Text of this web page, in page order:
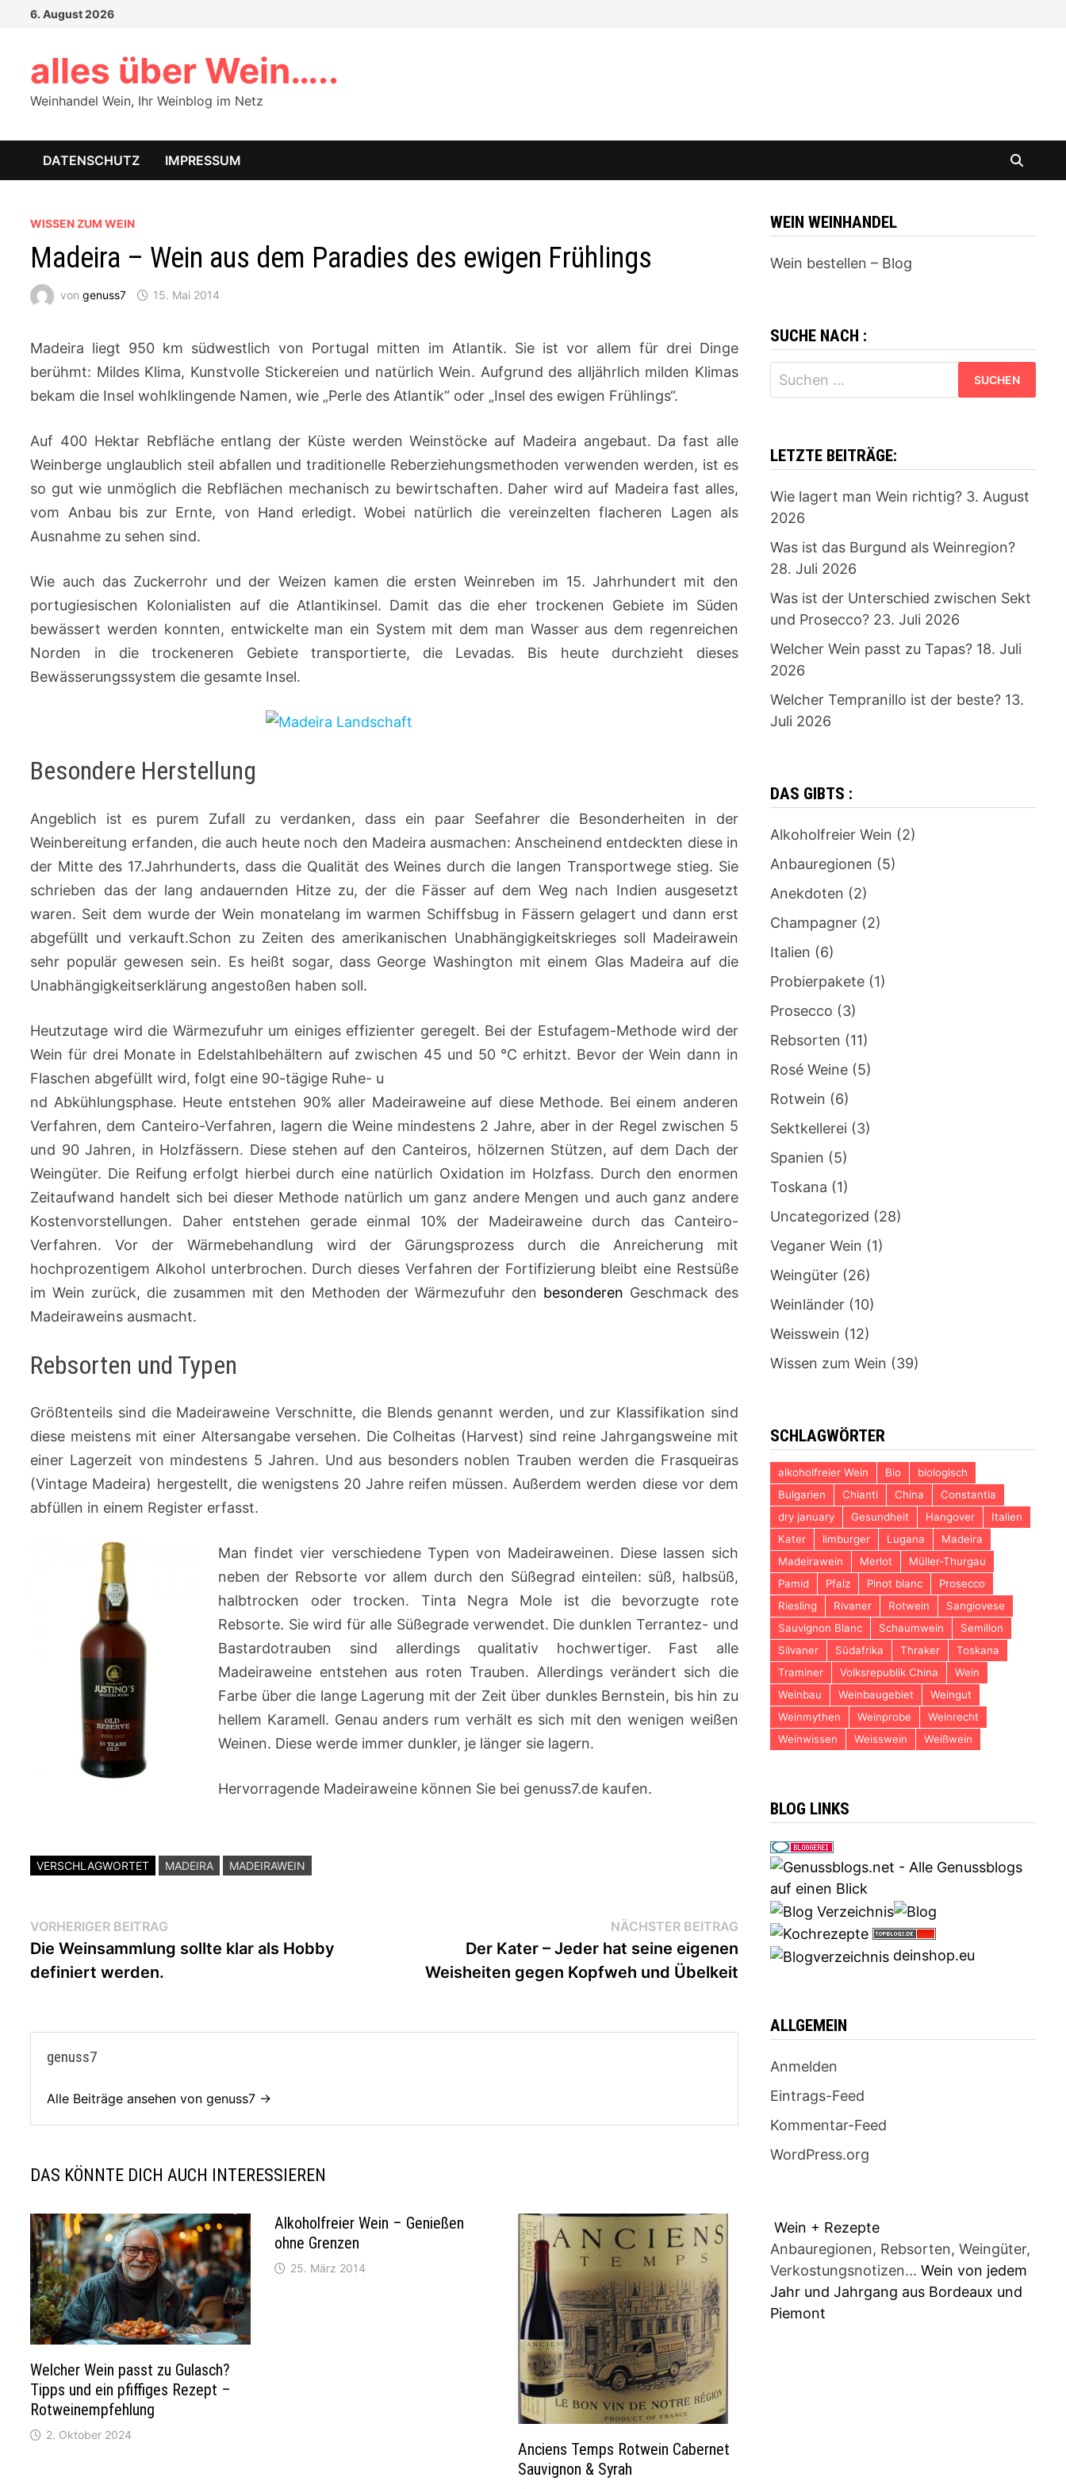
6. August 2026
alles über Wein…..
Weinhandel Wein, Ihr Weinblog im Netz
DATENSCHUTZ IMPRESSUM
WISSEN ZUM WEIN
Madeira – Wein aus dem Paradies des ewigen Frühlings
vongenuss7 15. Mai 2014
Madeira liegt 950 km südwestlich von Portugal mitten im Atlantik. Sie ist vor allem für drei Dinge
berühmt: Mildes Klima, Kunstvolle Stickereien und natürlich Wein. Aufgrund des alljährlich milden Klimas
bekam die Insel wohlklingende Namen, wie „Perle des Atlantik“ oder „Insel des ewigen Frühlings“.
Auf 400 Hektar Rebfläche entlang der Küste werden Weinstöcke auf Madeira angebaut. Da fast alle
Weinberge unglaublich steil abfallen und traditionelle Reberziehungsmethoden verwenden werden, ist es
so gut wie unmöglich die Rebflächen mechanisch zu bewirtschaften. Daher wird auf Madeira fast alles,
vom Anbau bis zur Ernte, von Hand erledigt. Wobei natürlich die vereinzelten flacheren Lagen als
Ausnahme zu sehen sind.
Wie auch das Zuckerrohr und der Weizen kamen die ersten Weinreben im 15. Jahrhundert mit den
portugiesischen Kolonialisten auf die Atlantikinsel. Damit das die eher trockenen Gebiete im Süden
bewässert werden konnten, entwickelte man ein System mit dem man Wasser aus dem regenreichen
Norden in die trockeneren Gebiete transportierte, die Levadas. Bis heute durchzieht dieses
Bewässerungssystem die gesamte Insel.
Besondere Herstellung
Angeblich ist es purem Zufall zu verdanken, dass ein paar Seefahrer die Besonderheiten in der
Weinbereitung erfanden, die auch heute noch den Madeira ausmachen: Anscheinend entdeckten diese in
der Mitte des 17.Jahrhunderts, dass die Qualität des Weines durch die langen Transportwege stieg. Sie
schrieben das der lang andauernden Hitze zu, der die Fässer auf dem Weg nach Indien ausgesetzt
waren. Seit dem wurde der Wein monatelang im warmen Schiffsbug in Fässern gelagert und dann erst
abgefüllt und verkauft.Schon zu Zeiten des amerikanischen Unabhängigkeitskrieges soll Madeirawein
sehr populär gewesen sein. Es heißt sogar, dass George Washington mit einem Glas Madeira auf die
Unabhängigkeitserklärung angestoßen haben soll.
Heutzutage wird die Wärmezufuhr um einiges effizienter geregelt. Bei der Estufagem-Methode wird der
Wein für drei Monate in Edelstahlbehältern auf zwischen 45 und 50 °C erhitzt. Bevor der Wein dann in
Flaschen abgefüllt wird, folgt eine 90-tägige Ruhe- u
nd Abkühlungsphase. Heute entstehen 90% aller Madeiraweine auf diese Methode. Bei einem anderen
Verfahren, dem Canteiro-Verfahren, lagern die Weine mindestens 2 Jahre, aber in der Regel zwischen 5
und 90 Jahren, in Holzfässern. Diese stehen auf den Canteiros, hölzernen Stützen, auf dem Dach der
Weingüter. Die Reifung erfolgt hierbei durch eine natürlich Oxidation im Holzfass. Durch den enormen
Zeitaufwand handelt sich bei dieser Methode natürlich um ganz andere Mengen und auch ganz andere
Kostenvorstellungen. Daher entstehen gerade einmal 10% der Madeiraweine durch das Canteiro-
Verfahren. Vor der Wärmebehandlung wird der Gärungsprozess durch die Anreicherung mit
hochprozentigem Alkohol unterbrochen. Durch dieses Verfahren der Fortifizierung bleibt eine Restsüße
im Wein zurück, die zusammen mit den Methoden der Wärmezufuhr den besonderen Geschmack des
Madeiraweins ausmacht.
Rebsorten und Typen
Größtenteils sind die Madeiraweine Verschnitte, die Blends genannt werden, und zur Klassifikation sind
diese meistens mit einer Altersangabe versehen. Die Colheitas (Harvest) sind reine Jahrgangsweine mit
einer Lagerzeit von mindestens 5 Jahren. Und aus besonders noblen Trauben werden die Frasqueiras
(Vintage Madeira) hergestellt, die wenigstens 20 Jahre reifen müssen. Außerdem werden diese vor dem
abfüllen in einem Register erfasst.
Man findet vier verschiedene Typen von Madeiraweinen. Diese lassen sich
neben der Rebsorte vor allem durch den Süßegrad einteilen: süß, halbsüß,
halbtrocken oder trocken. Tinta Negra Mole ist die bevorzugte rote
Rebsorte. Sie wird für alle Süßegrade verwendet. Die dunklen Terrantez- und
Bastardotrauben sind allerdings qualitativ hochwertiger. Fast alle
Madeiraweine entstehen aus roten Trauben. Allerdings verändert sich die
Farbe über die lange Lagerung mit der Zeit über dunkles Bernstein, bis hin zu
hellem Karamell. Genau anders rum verhält es sich mit den wenigen weißen
Weinen. Diese werde immer dunkler, je länger sie lagern.
Hervorragende Madeiraweine können Sie bei genuss7.de kaufen.
VERSCHLAGWORTET MADEIRA MADEIRAWEIN
Beitragsnavigation
VORHERIGER BEITRAG
Beitrag:
Die Weinsammlung sollte klar als Hobby
definiert werden.
NÄCHSTER BEITRAGNächster
Beitrag:
Der Kater – Jeder hat seine eigenen
Weisheiten gegen Kopfweh und Übelkeit
genuss7
Alle Beiträge ansehen von genuss7 →
DAS KÖNNTE DICH AUCH INTERESSIEREN
Welcher Wein passt zu Gulasch?
Tipps und ein pfiffiges Rezept –
Rotweinempfehlung
2. Oktober 2024
Alkoholfreier Wein – Genießen
ohne Grenzen
25. März 2014
Anciens Temps Rotwein Cabernet
Sauvignon & Syrah
WEIN WEINHANDEL
Wein bestellen – Blog
SUCHE NACH :
Suchen
nach:
LETZTE BEITRÄGE:
Wie lagert man Wein richtig? 3. August
2026
Was ist das Burgund als Weinregion?
28. Juli 2026
Was ist der Unterschied zwischen Sekt
und Prosecco? 23. Juli 2026
Welcher Wein passt zu Tapas? 18. Juli
2026
Welcher Tempranillo ist der beste? 13.
Juli 2026
DAS GIBTS :
Alkoholfreier Wein (2)
Anbauregionen (5)
Anekdoten (2)
Champagner(2)
Italien (6)
Probierpakete(1)
Prosecco (3)
Rebsorten (11)
Rosé Weine(5)
Rotwein (6)
Sektkellerei (3)
Spanien (5)
Toskana (1)
Uncategorized (28)
Veganer Wein (1)
Weingüter(26)
Weinländer(10)
Weisswein (12)
Wissen zum Wein (39)
SCHLAGWÖRTER
alkoholfreier Wein Bio
biologisch
Bulgarien
Chianti China
Constantia
dry january
Gesundheit Hangover
Italien
Kater
limburger Lugana
Madeira
Madeirawein
Merlot
Müller-Thurgau
Pamid
Pfalz Pinot blanc
Prosecco
Riesling
Rivaner Rotwein
Sangiovese
Sauvignon Blanc
Schaumwein
Semillon
Silvaner
Südafrika Thraker
Toskana
Traminer
Volksrepublik China
Wein
Weinbau
Weinbaugebiet
Weingut
Weinmythen
Weinprobe
Weinrecht
Weinwissen
Weisswein Weißwein
BLOG LINKS
deinshop.eu
ALLGEMEIN
Anmelden
Eintrags-Feed
Kommentar-Feed
WordPress.org
Wein + Rezepte
Anbauregionen, Rebsorten, Weingüter,
Verkostungsnotizen... Wein von jedem
Jahr und Jahrgang aus Bordeaux und
Piemont